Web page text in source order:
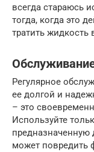
всегда стараюсь
тогда, когда это
тратить жидкость
Регулярное
ее долгой и
– это
Используйте
предназначенную
может повредить